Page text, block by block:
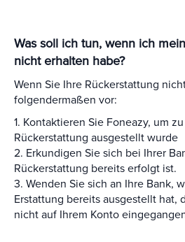
Was soll ich tun, wenn ich
nicht erhalten habe?
Wenn Sie Ihre Rückerstattung
folgendermaßen vor:
1. Kontaktieren Sie Foneazy, um
Rückerstattung ausgestellt wurde
2. Erkundigen Sie sich bei Ihrer
Rückerstattung bereits erfolgt ist.
3. Wenden Sie sich an Ihre Bank,
Erstattung bereits ausgestellt hat,
nicht auf Ihrem Konto